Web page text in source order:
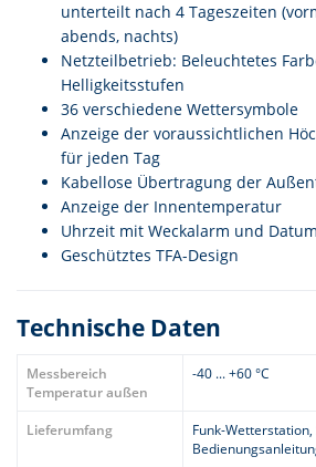
unterteilt nach 4 Tageszeiten
abends, nachts)
Netzteilbetrieb: Beleuchtetes
Helligkeitsstufen
36 verschiedene Wettersymbole
Anzeige der voraussichtlichen
für jeden Tag
Kabellose Übertragung der
Anzeige der Innentemperatur
Uhrzeit mit Weckalarm und Datum
Geschütztes TFA-Design
Technische Daten
Messbereich
Temperatur außen
-40 ... +60 °C
Lieferumfang
Funk-